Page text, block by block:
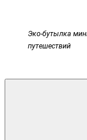
Эко-бутылка
путешествий